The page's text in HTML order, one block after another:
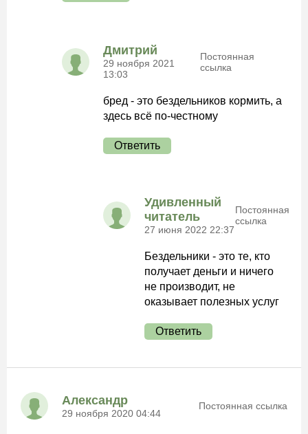
Дмитрий
29 ноября 2021
13:03
Постоянная
ссылка
бред - это бездельников кормить, а
здесь всё по-честному
Ответить
Удивленный
читатель
27 июня 2022 22:37
Постоянная
ссылка
Бездельники - это те, кто
получает деньги и ничего
не производит, не
оказывает полезных услуг
Ответить
Александр
29 ноября 2020 04:44
Постоянная ссылка